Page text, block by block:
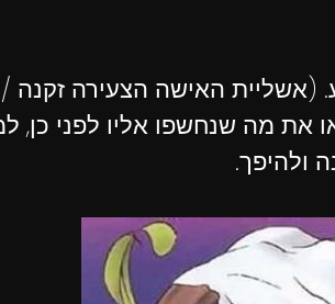
האישה הצעירה זקנה /
את מה שנחשפו אליו לפני
ולהיפך.